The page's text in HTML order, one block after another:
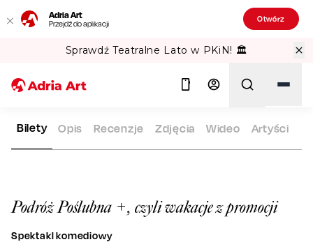
Adria Art
Przejdź do aplikacji Otwórz
Sprawdź Teatralne Lato w PKiN! 🏛️
ADRIA ART REPERTUAR PODRÓŻ POŚLUBNA +, CZYLI
Podróż Poślubna +, czyli wakacje z promocji
Spektakl komediowy
Bilety Opis Recenzje Zdjęcia Wideo Artyści